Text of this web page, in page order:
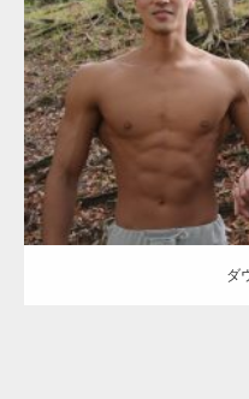
Category:公園のマッチョ そ
ダウンロード
ダ
TOKYO
で紹介さ
NHK「
た（6/8